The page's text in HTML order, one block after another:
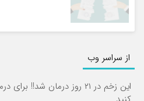
از سراسر وب
این زخم در ۲۱ روز درمان شد!!